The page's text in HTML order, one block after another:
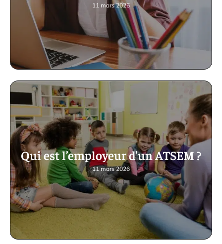
11 mars 2026
Qui est l’employeur d’un ATSEM ?
11 mars 2026